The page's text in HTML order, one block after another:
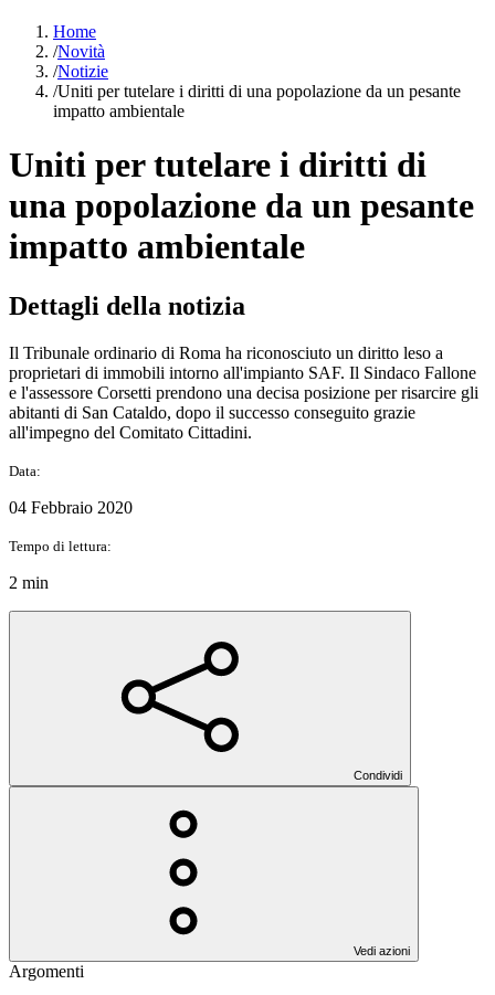
Home
/Novità
/Notizie
/Uniti per tutelare i diritti di una popolazione da un pesante
impatto ambientale
Uniti per tutelare i diritti di
una popolazione da un pesante
impatto ambientale
Dettagli della notizia
Il Tribunale ordinario di Roma ha riconosciuto un diritto leso a
proprietari di immobili intorno all'impianto SAF. Il Sindaco Fallone
e l'assessore Corsetti prendono una decisa posizione per risarcire gli
abitanti di San Cataldo, dopo il successo conseguito grazie
all'impegno del Comitato Cittadini.
Data:
04 Febbraio 2020
Tempo di lettura:
2 min
Condividi
Vedi azioni
Argomenti